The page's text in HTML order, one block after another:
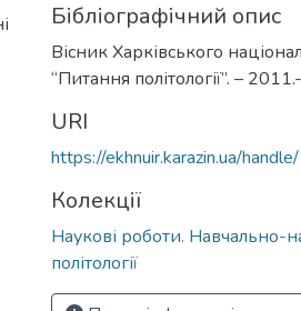
Бібліографічний опис
Вісник Харківського
“Питання політології”. –
URI
https://ekhnuir.karazin.ua/
Колекції
Наукові роботи. Навчально-
політології